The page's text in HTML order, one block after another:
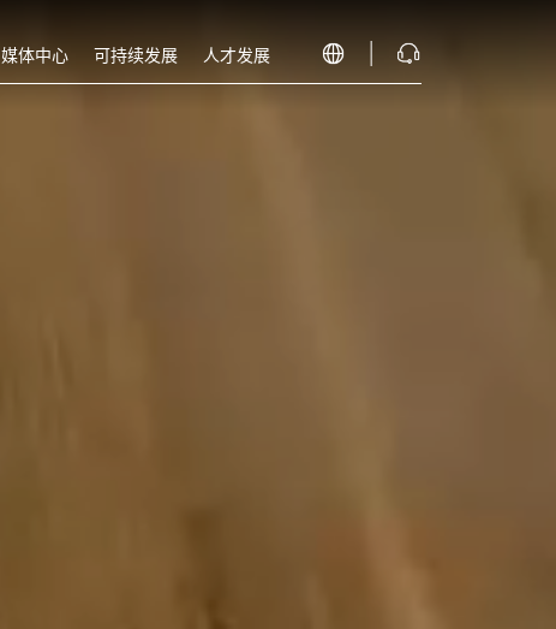
媒体中心 可持续发展 人才发展